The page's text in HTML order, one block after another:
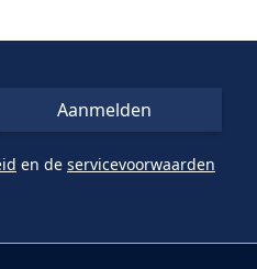
Aanmelden
en de servicevoorwaarden